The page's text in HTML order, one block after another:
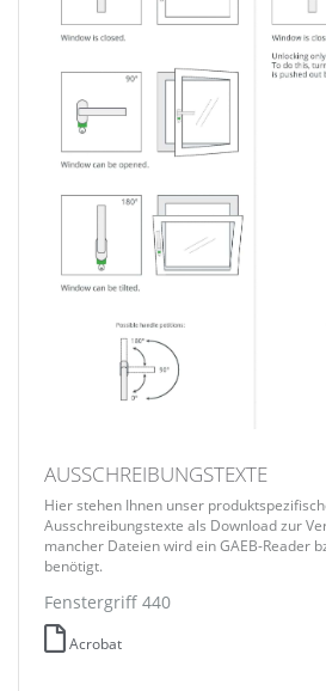
AUSSCHREIBUNGSTEXTE
Hier stehen Ihnen unser
Ausschreibungstexte als Download zur
mancher Dateien wird ein GAEB-Reader
benötigt.
Fenstergriff 440
Acrobat